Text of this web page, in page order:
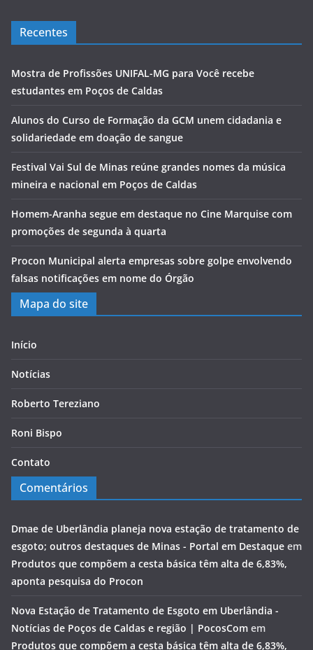
Recentes
Mostra de Profissões UNIFAL-MG para Você recebe
estudantes em Poços de Caldas
Alunos do Curso de Formação da GCM unem cidadania e
solidariedade em doação de sangue
Festival Vai Sul de Minas reúne grandes nomes da música
mineira e nacional em Poços de Caldas
Homem-Aranha segue em destaque no Cine Marquise com
promoções de segunda à quarta
Procon Municipal alerta empresas sobre golpe envolvendo
falsas notificações em nome do Órgão
Mapa do site
Início
Notícias
Roberto Tereziano
Roni Bispo
Contato
Comentários
Dmae de Uberlândia planeja nova estação de tratamento de
esgoto; outros destaques de Minas - Portal em Destaque em
Produtos que compõem a cesta básica têm alta de 6,83%,
aponta pesquisa do Procon
Nova Estação de Tratamento de Esgoto em Uberlândia -
Notícias de Poços de Caldas e região | PocosCom em
Produtos que compõem a cesta básica têm alta de 6,83%,